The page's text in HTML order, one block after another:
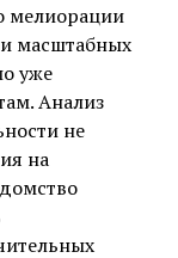
мелиорации
масштабных
уже
Анализ
не
на